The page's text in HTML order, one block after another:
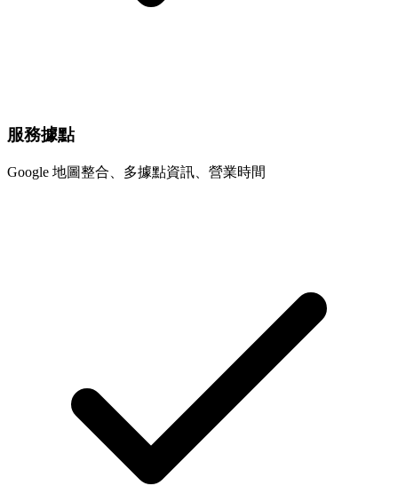
服務據點
Google 地圖整合、多據點資訊、營業時間